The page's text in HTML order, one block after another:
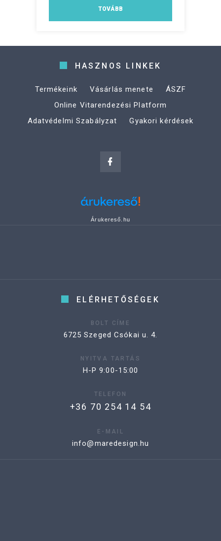
TOVÁBB
HASZNOS LINKEK
Termékeink Vásárlás menete
ÁSZF
Online Vitarendezési Platform
Adatvédelmi Szabályzat
Gyakori kérdések
Árukereső.hu
ELÉRHETŐSÉGEK
BOLT CÍME
6725 Szeged Csókai u. 4.
NYITVA TARTÁS
H-P 9:00-15:00
TELEFON
+36 70 254 14 54
E-MAIL
info@maredesign.hu